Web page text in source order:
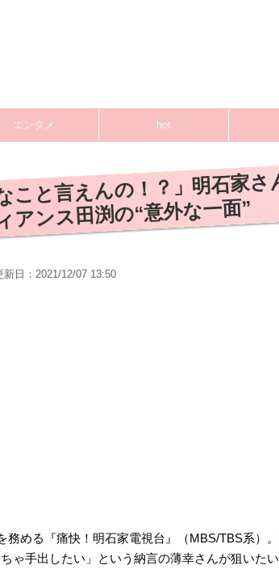
エンタメ hot
こと言えんの！？」明石家
アンス田渕の“意外な一面”
日： 2021/12/07 13:50
務める『痛快！明石家電視台』（MBS/TBS系）
ゃ手出したい」という納言の薄幸さんが狙いた